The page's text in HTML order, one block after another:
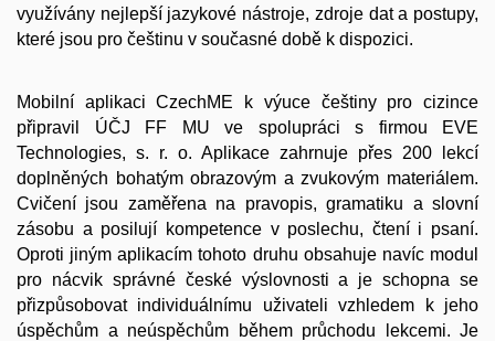
využívány nejlepší jazykové nástroje, zdroje dat a postupy,
které jsou pro češtinu v současné době k dispozici.
Mobilní aplikaci CzechME k výuce češtiny pro cizince
připravil ÚČJ FF MU ve spolupráci s firmou EVE
Technologies, s. r. o. Aplikace zahrnuje přes 200 lekcí
doplněných bohatým obrazovým a zvukovým materiálem.
Cvičení jsou zaměřena na pravopis, gramatiku a slovní
zásobu a posilují kompetence v poslechu, čtení i psaní.
Oproti jiným aplikacím tohoto druhu obsahuje navíc modul
pro nácvik správné české výslovnosti a je schopna se
přizpůsobovat individuálnímu uživateli vzhledem k jeho
úspěchům a neúspěchům během průchodu lekcemi. Je